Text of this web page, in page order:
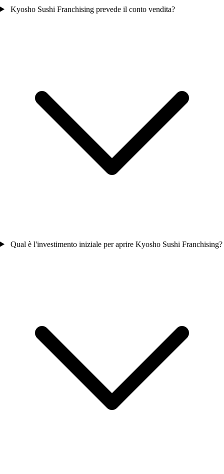
Kyosho Sushi Franchising prevede il conto vendita?
Qual è l'investimento iniziale per aprire Kyosho Sushi Franchising?